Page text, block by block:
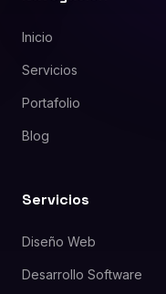
Inicio
Servicios
Portafolio
Blog
Servicios
Diseño Web
Desarrollo Software